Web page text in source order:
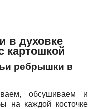
в духовке
картошкой
ребрышки в
обсушиваем и
на каждой косточке